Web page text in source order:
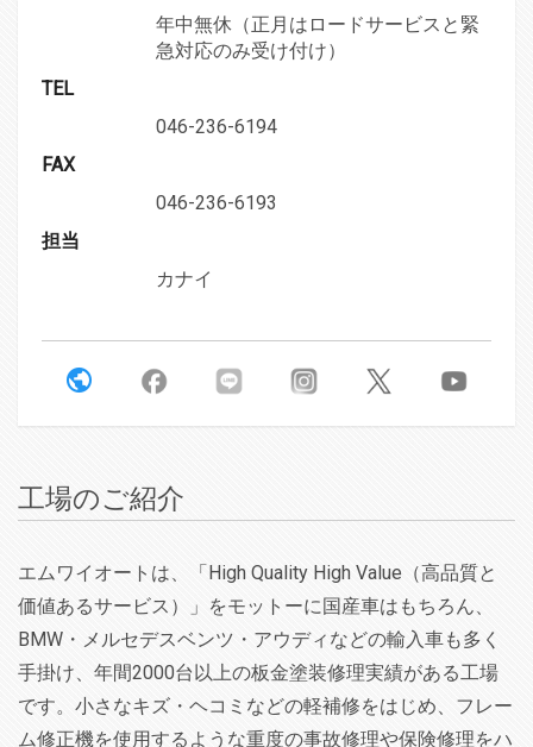
年中無休（正月はロードサービスと緊
急対応のみ受け付け）
TEL
046-236-6194
FAX
046-236-6193
担当
カナイ
工場のご紹介
エムワイオートは、「High Quality High Value（高品質と
価値あるサービス）」をモットーに国産車はもちろん、
BMW・メルセデスベンツ・アウディなどの輸入車も多く
手掛け、年間2000台以上の板金塗装修理実績がある工場
です。小さなキズ・ヘコミなどの軽補修をはじめ、フレー
ム修正機を使用するような重度の事故修理や保険修理をハ